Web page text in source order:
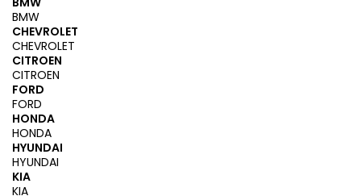
BMW
CHEVROLET
CHEVROLET
CITROEN
CITROEN
FORD
FORD
HONDA
HONDA
HYUNDAI
HYUNDAI
KIA
KIA